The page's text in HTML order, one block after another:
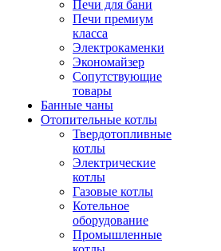
Печи для бани
Печи премиум
класса
Электрокаменки
Экономайзер
Сопутствующие
товары
Банные чаны
Отопительные котлы
Твердотопливные
котлы
Электрические
котлы
Газовые котлы
Котельное
оборудование
Промышленные